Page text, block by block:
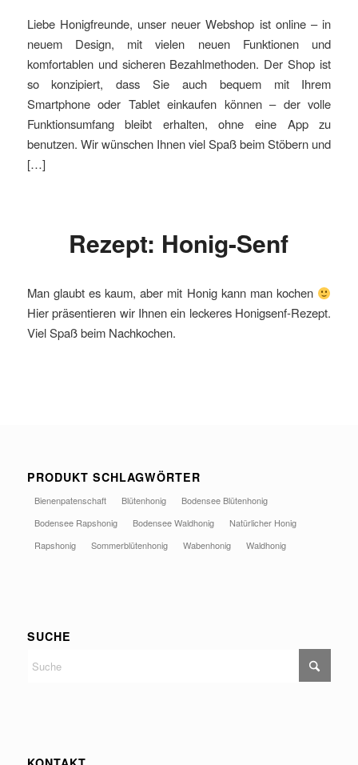
Liebe Honigfreunde, unser neuer Webshop ist online – in
neuem Design, mit vielen neuen Funktionen und
komfortablen und sicheren Bezahlmethoden. Der Shop ist
so konzipiert, dass Sie auch bequem mit Ihrem
Smartphone oder Tablet einkaufen können – der volle
Funktionsumfang bleibt erhalten, ohne eine App zu
benutzen. Wir wünschen Ihnen viel Spaß beim Stöbern und
[…]
Rezept: Honig-Senf
Man glaubt es kaum, aber mit Honig kann man kochen
Hier präsentieren wir Ihnen ein leckeres Honigsenf-Rezept.
Viel Spaß beim Nachkochen.
PRODUKT SCHLAGWÖRTER
Bienenpatenschaft Blütenhonig
Bodensee Blütenhonig
Bodensee Rapshonig
Bodensee Waldhonig
Natürlicher Honig
Rapshonig
Sommerblütenhonig Wabenhonig Waldhonig
SUCHE